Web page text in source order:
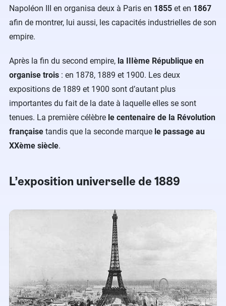
Napoléon III en organisa deux à Paris en 1855 et en 1867
afin de montrer, lui aussi, les capacités industrielles de son
empire.
Après la fin du second empire, la IIIème République en
organise trois : en 1878, 1889 et 1900. Les deux
expositions de 1889 et 1900 sont d’autant plus
importantes du fait de la date à laquelle elles se sont
tenues. La première célèbre le centenaire de la Révolution
française tandis que la seconde marque le passage au
XXème siècle.
L’exposition universelle de 1889